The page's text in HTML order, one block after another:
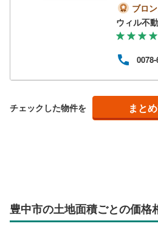
ブロ
ウィル不
チェックした物件を まと
豊中市の土地面積ごとの価格
富田
松原
箕面
門真
藤井
南河
国際